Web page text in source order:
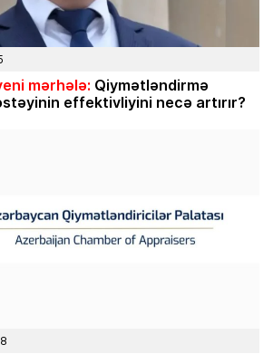
mərhələ: Qiymətləndirmə
effektivliyini necə artırır?